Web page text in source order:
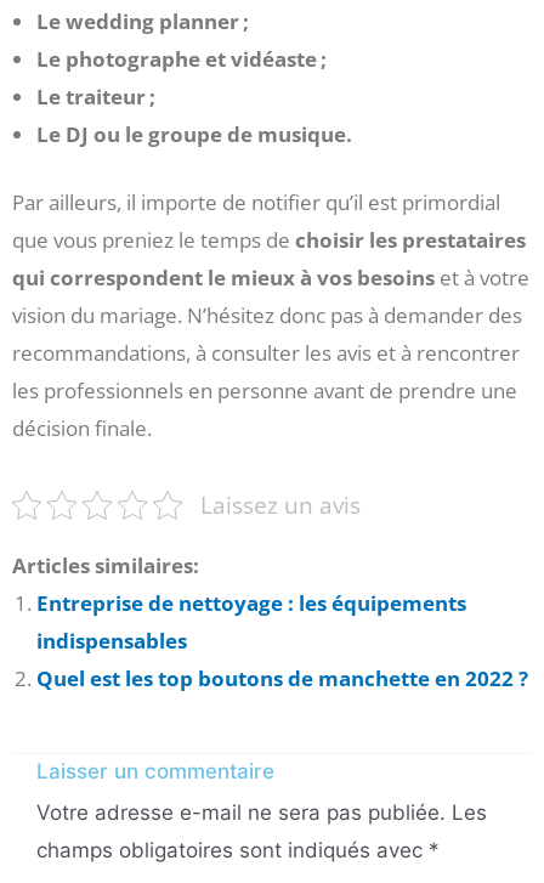
Le wedding planner ;
Le photographe et vidéaste ;
Le traiteur ;
Le DJ ou le groupe de musique.
Par ailleurs, il importe de notifier qu’il est primordial
que vous preniez le temps de choisir les prestataires
qui correspondent le mieux à vos besoins et à votre
vision du mariage. N’hésitez donc pas à demander des
recommandations, à consulter les avis et à rencontrer
les professionnels en personne avant de prendre une
décision finale.
Laissez un avis
Articles similaires:
Entreprise de nettoyage : les équipements
indispensables
Quel est les top boutons de manchette en 2022 ?
Laisser un commentaire
Votre adresse e-mail ne sera pas publiée. Les
champs obligatoires sont indiqués avec *